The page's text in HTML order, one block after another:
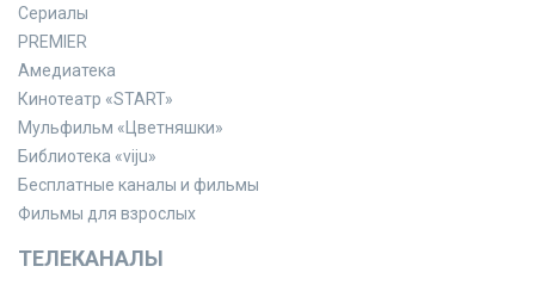
Сериалы
PREMIER
Амедиатека
Кинотеатр «START»
Мульфильм «Цветняшки»
Библиотека «viju»
Бесплатные каналы и фильмы
Фильмы для взрослых
ТЕЛЕКАНАЛЫ